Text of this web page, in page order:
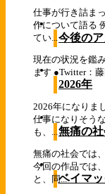
仕事が行き詰ま
作について語る
てい...今後の
現在の状況を鑑
ます ●Twitter：
2026年
2026年になりま
仕事になりそう
も、... 無痛の
無痛の社会では
今回の作品では
と、同...ベイマ